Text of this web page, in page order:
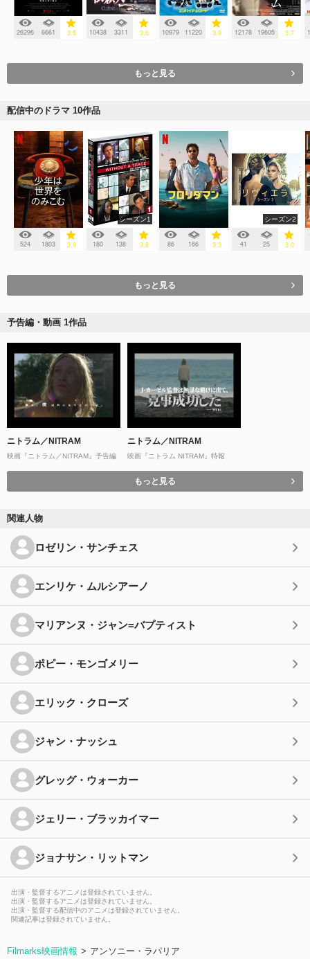
26296 6661 3.5 10438 3311 3.6 10979 11220 3.9 12178 19605 3.7
もっと見る
配信中のドラマ 10作品
524 1803 3.9
シーズン1
180 138 3.8 86 166 3.3
シーズン2
41 25 3.0
もっと見る
予告編・動画 1作品
ニトラム／NITRAM
映画『ニトラム／NITRAM』予告編
ニトラム／NITRAM
映画『ニトラム NITRAM』特報
もっと見る
関連人物
ロゼリン・サンチェス
エンリケ・ムルシアーノ
マリアンヌ・ジャン=バプティスト
ポピー・モンゴメリー
エリック・クローズ
ジャン・ナッシュ
グレッグ・ウォーカー
ジェリー・ブラッカイマー
ジョナサン・リットマン
出演・監督するアニメは登録されていません。
出演・監督するアニメは登録されていません。
出演・監督する配信中のアニメは登録されていません。
関連記事は登録されていません。
Filmarks映画情報 アンソニー・ラパリア